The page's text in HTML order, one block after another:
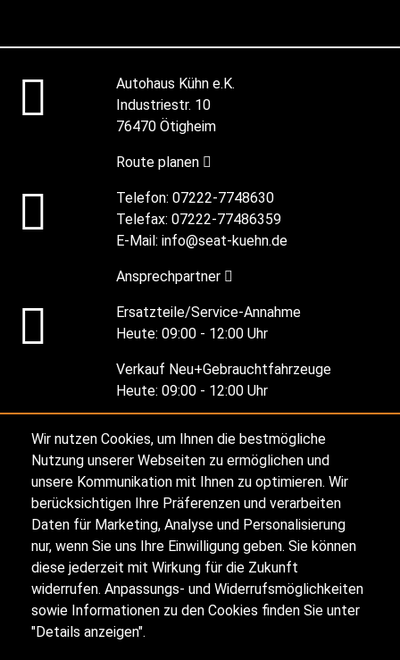
Wir nutzen Cookies, um Ihnen die bestmögliche
Nutzung unserer Webseiten zu ermöglichen und
unsere Kommunikation mit Ihnen zu optimieren. Wir
berücksichtigen Ihre Präferenzen und verarbeiten
Daten für Marketing, Analyse und Personalisierung
nur, wenn Sie uns Ihre Einwilligung geben. Sie können
diese jederzeit mit Wirkung für die Zukunft
widerrufen. Anpassungs- und Widerrufsmöglichkeiten
sowie Informationen zu den Cookies finden Sie unter
"Details anzeigen".
Autohaus Kühn e.K.
Industriestr. 10
76470 Ötigheim
Route planen
Telefon: 07222-7748630
Telefax: 07222-77486359
E-Mail: info@seat-kuehn.de
Ansprechpartner
Ersatzteile/Service-Annahme
Heute: 09:00 - 12:00 Uhr
Verkauf Neu+Gebrauchtfahrzeuge
Heute: 09:00 - 12:00 Uhr
Alle Öffnungszeiten
Impressum
Datenschutz
Sitemap